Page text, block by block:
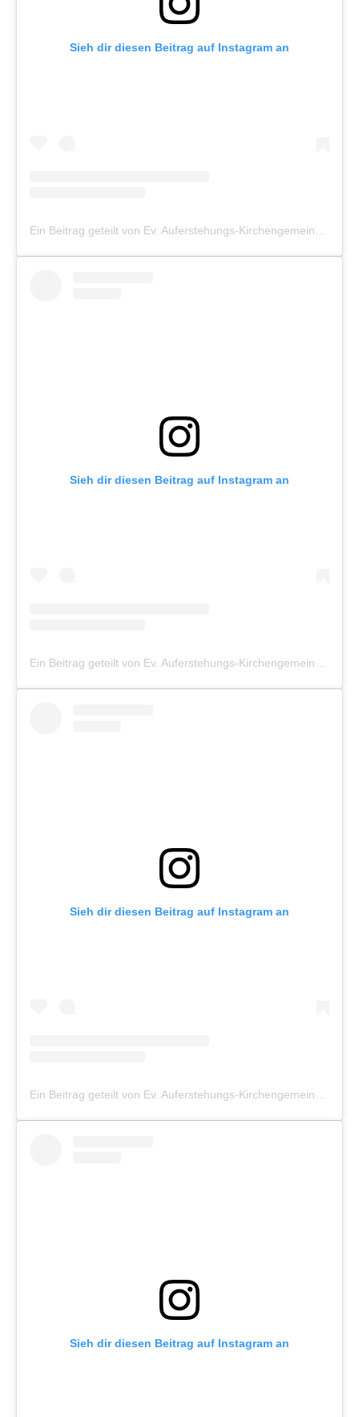
Sieh dir diesen Beitrag auf Instagram an
Ein Beitrag geteilt von Ev. Auferstehungs-Kirchengemeinde Münster (@auferstehung_muenster)
Sieh dir diesen Beitrag auf Instagram an
Sieh dir diesen Beitrag auf Instagram an
Sieh dir diesen Beitrag auf Instagram an